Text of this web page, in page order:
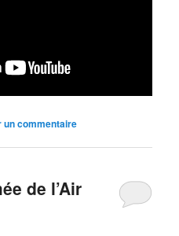
un commentaire
de l’Air